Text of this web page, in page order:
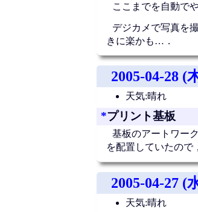
ここまでを自動で
デジカメで写真を
きに楽かも…．
2005-04-28 (
天気:晴れ
*プリント基板
基板のアートワー
を配置していたので
2005-04-27 (
天気:晴れ